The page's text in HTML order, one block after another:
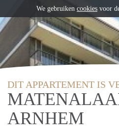
DIT APPARTEMENT IS
ARNHEM
We gebruiken cookies voor